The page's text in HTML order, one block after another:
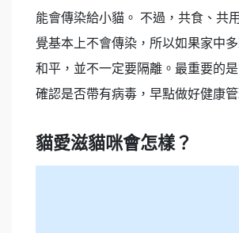
能會傳染給小貓。 不過，共食、共
覺基本上不會傳染，所以如果家中
和平，並不一定要隔離。最重要的是
確認是否帶有病毒，早點做好健康管
貓愛滋貓咪會怎樣？